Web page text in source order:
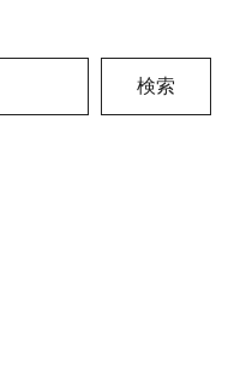
検索